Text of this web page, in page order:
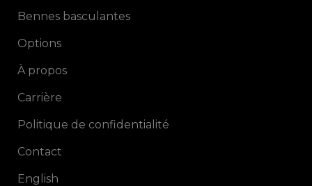
Bennes basculantes
Options
À propos
Carrière
Politique de confidentialité
Contact
English